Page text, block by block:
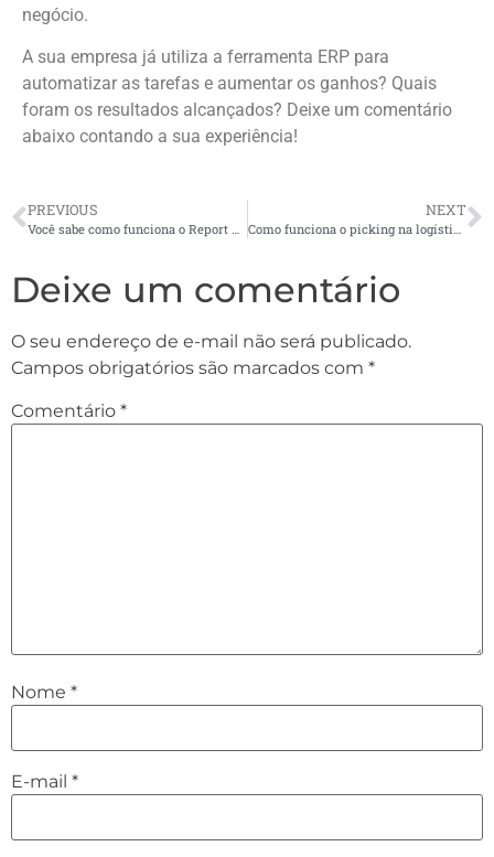
negócio.
A sua empresa já utiliza a ferramenta ERP para
automatizar as tarefas e aumentar os ganhos? Quais
foram os resultados alcançados? Deixe um comentário
abaixo contando a sua experiência!
PREVIOUS NEXT
Deixe um comentário
O seu endereço de e-mail não será publicado.
Campos obrigatórios são marcados com *
Comentário *
Nome *
E-mail *